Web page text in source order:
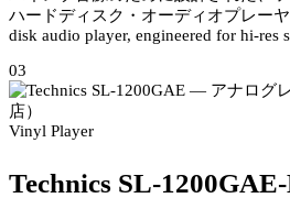
ハードディスク・オーディオプレーヤ
disk audio player, engineered for hi-res
03
Vinyl Player
Technics SL-